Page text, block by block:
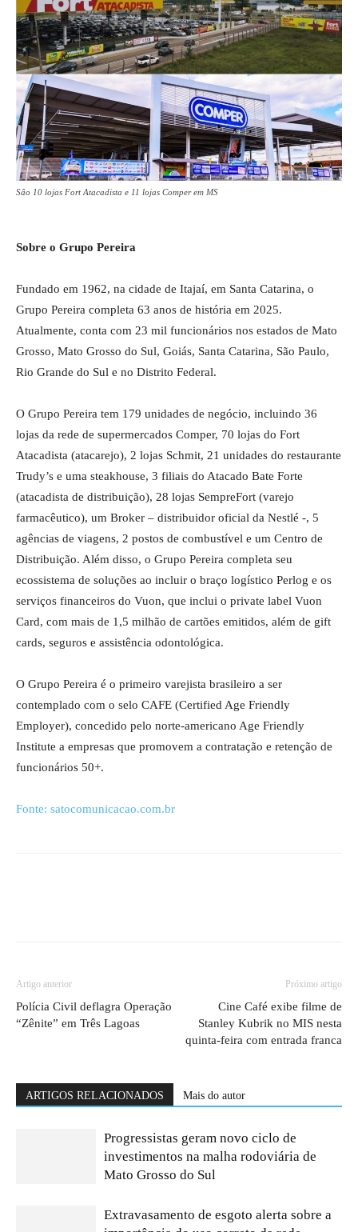
Sâo 10 lojas Fort Atacadista e 11 lojas Comper em MS
Sobre o Grupo Pereira
Fundado em 1962, na cidade de Itajaí, em Santa Catarina, o
Grupo Pereira completa 63 anos de história em 2025.
Atualmente, conta com 23 mil funcionários nos estados de Mato
Grosso, Mato Grosso do Sul, Goiás, Santa Catarina, São Paulo,
Rio Grande do Sul e no Distrito Federal.
O Grupo Pereira tem 179 unidades de negócio, incluindo 36
lojas da rede de supermercados Comper, 70 lojas do Fort
Atacadista (atacarejo), 2 lojas Schmit, 21 unidades do restaurante
Trudy’s e uma steakhouse, 3 filiais do Atacado Bate Forte
(atacadista de distribuição), 28 lojas SempreFort (varejo
farmacêutico), um Broker – distribuidor oficial da Nestlé -, 5
agências de viagens, 2 postos de combustível e um Centro de
Distribuição. Além disso, o Grupo Pereira completa seu
ecossistema de soluções ao incluir o braço logístico Perlog e os
serviços financeiros do Vuon, que inclui o private label Vuon
Card, com mais de 1,5 milhão de cartões emitidos, além de gift
cards, seguros e assistência odontológica.
O Grupo Pereira é o primeiro varejista brasileiro a ser
contemplado com o selo CAFE (Certified Age Friendly
Employer), concedido pelo norte-americano Age Friendly
Institute a empresas que promovem a contratação e retenção de
funcionários 50+.
Fonte: satocomunicacao.com.br
Artigo anterior
Polícia Civil deflagra Operação
“Zênite” em Três Lagoas
Próximo artigo
Cine Café exibe filme de
Stanley Kubrik no MIS nesta
quinta-feira com entrada franca
ARTIGOS RELACIONADOS Mais do autor
Progressistas geram novo ciclo de
investimentos na malha rodoviária de
Mato Grosso do Sul
Extravasamento de esgoto alerta sobre a